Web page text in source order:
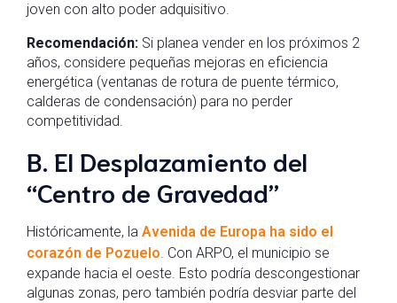
joven con alto poder adquisitivo.
Recomendación: Si planea vender en los próximos 2
años, considere pequeñas mejoras en eficiencia
energética (ventanas de rotura de puente térmico,
calderas de condensación) para no perder
competitividad.
B. El Desplazamiento del
“Centro de Gravedad”
Históricamente, la Avenida de Europa ha sido el
corazón de Pozuelo. Con ARPO, el municipio se
expande hacia el oeste. Esto podría descongestionar
algunas zonas, pero también podría desviar parte del